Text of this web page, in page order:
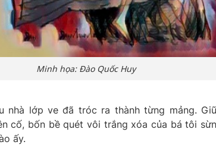
Minh họa: Đào Quốc Huy
nhà lớp ve đã tróc ra thành từng mảng.
cố, bốn bề quét vôi trắng xóa của bá tôi
ấy.